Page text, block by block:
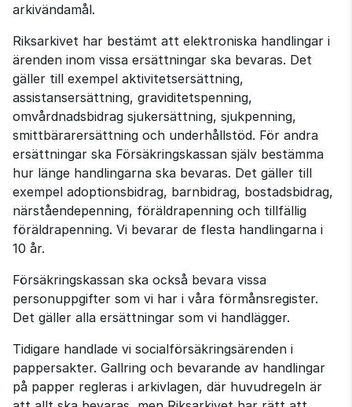
arkivändamål.
Riksarkivet har bestämt att elektroniska handlingar i
ärenden inom vissa ersättningar ska bevaras. Det
gäller till exempel aktivitetsersättning,
assistansersättning, graviditetspenning,
omvårdnadsbidrag sjukersättning, sjukpenning,
smittbärarersättning och underhållstöd. För andra
ersättningar ska Försäkringskassan själv bestämma
hur länge handlingarna ska bevaras. Det gäller till
exempel adoptionsbidrag, barnbidrag, bostadsbidrag,
närståendepenning, föräldrapenning och tillfällig
föräldrapenning. Vi bevarar de flesta handlingarna i
10 år.
Försäkringskassan ska också bevara vissa
personuppgifter som vi har i våra förmånsregister.
Det gäller alla ersättningar som vi handlägger.
Tidigare handlade vi socialförsäkringsärenden i
pappersakter. Gallring och bevarande av handlingar
på papper regleras i arkivlagen, där huvudregeln är